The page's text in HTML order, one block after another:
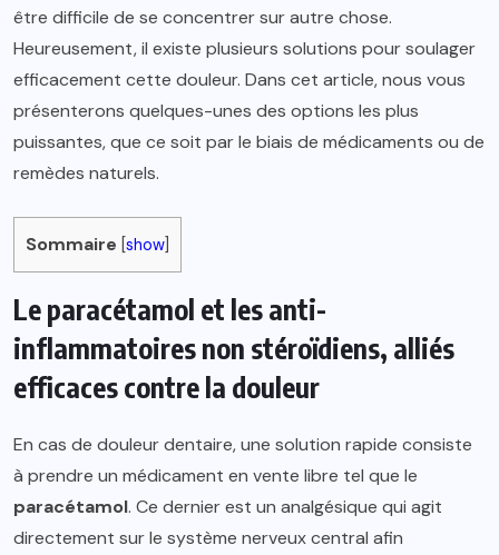
être difficile de se concentrer sur autre chose.
Heureusement, il existe plusieurs solutions pour soulager
efficacement cette douleur. Dans cet article, nous vous
présenterons quelques-unes des options les plus
puissantes, que ce soit par le biais de médicaments ou de
remèdes naturels.
Sommaire show
Le paracétamol et les anti-
inflammatoires non stéroïdiens, alliés
efficaces contre la douleur
En cas de douleur dentaire, une solution rapide consiste
à prendre un médicament en vente libre tel que le
paracétamol. Ce dernier est un analgésique qui agit
directement sur le système nerveux central afin